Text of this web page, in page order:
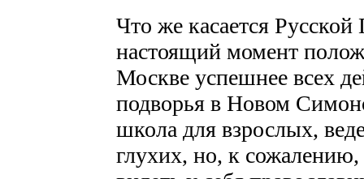
Что же касается
настоящий момент
Москве успешнее всех
подворья в Новом
школа для взрослых,
глухих, но, к